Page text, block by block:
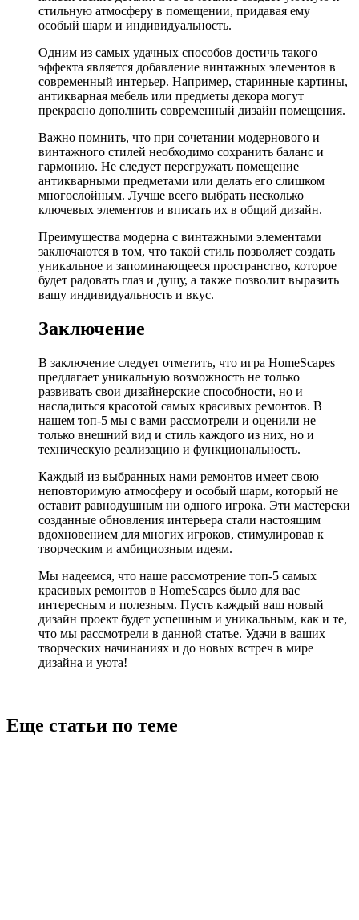
стильную атмосферу в помещении, придавая ему
особый шарм и индивидуальность.
Одним из самых удачных способов достичь такого
эффекта является добавление винтажных элементов в
современный интерьер. Например, старинные картины,
антикварная мебель или предметы декора могут
прекрасно дополнить современный дизайн помещения.
Важно помнить, что при сочетании модернового и
винтажного стилей необходимо сохранить баланс и
гармонию. Не следует перегружать помещение
антикварными предметами или делать его слишком
многослойным. Лучше всего выбрать несколько
ключевых элементов и вписать их в общий дизайн.
Преимущества модерна с винтажными элементами
заключаются в том, что такой стиль позволяет создать
уникальное и запоминающееся пространство, которое
будет радовать глаз и душу, а также позволит выразить
вашу индивидуальность и вкус.
Заключение
В заключение следует отметить, что игра HomeScapes
предлагает уникальную возможность не только
развивать свои дизайнерские способности, но и
насладиться красотой самых красивых ремонтов. В
нашем топ-5 мы с вами рассмотрели и оценили не
только внешний вид и стиль каждого из них, но и
техническую реализацию и функциональность.
Каждый из выбранных нами ремонтов имеет свою
неповторимую атмосферу и особый шарм, который не
оставит равнодушным ни одного игрока. Эти мастерски
созданные обновления интерьера стали настоящим
вдохновением для многих игроков, стимулировав к
творческим и амбициозным идеям.
Мы надеемся, что наше рассмотрение топ-5 самых
красивых ремонтов в HomeScapes было для вас
интересным и полезным. Пусть каждый ваш новый
дизайн проект будет успешным и уникальным, как и те,
что мы рассмотрели в данной статье. Удачи в ваших
творческих начинаниях и до новых встреч в мире
дизайна и уюта!
Еще статьи по теме